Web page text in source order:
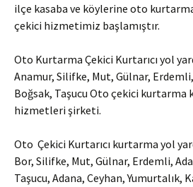
ilçe kasaba ve köylerine oto
çekici hizmetimiz başlamıştır.
Oto Kurtarma Çekici Kurtarıcı yol
Anamur, Silifke, Mut, Gülnar, Erdemli,
Boğsak, Taşucu Oto çekici kurtarma
hizmetleri şirketi.
Oto Çekici Kurtarıcı kurtarma yol
Bor, Silifke, Mut, Gülnar, Erdemli,
Taşucu, Adana, Ceyhan, Yumurtalık,